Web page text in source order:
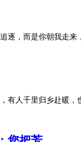
逐，而是你朝我走来
有人千里归乡赴暖，